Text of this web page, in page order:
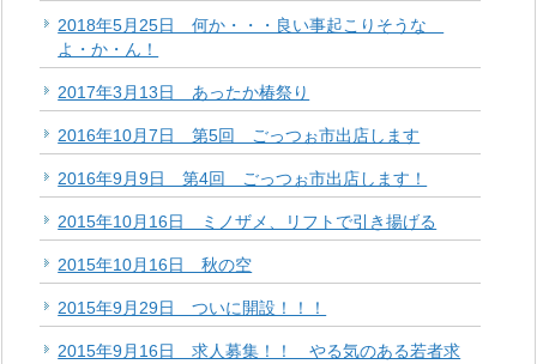
2018年5月25日 何か・・・良い事起こりそうな
よ・か・ん！
2017年3月13日 あったか椿祭り
2016年10月7日 第5回 ごっつぉ市出店します
2016年9月9日 第4回 ごっつぉ市出店します！
2015年10月16日 ミノザメ、リフトで引き揚げる
2015年10月16日 秋の空
2015年9月29日 ついに開設！！！
2015年9月16日 求人募集！！ やる気のある若者求